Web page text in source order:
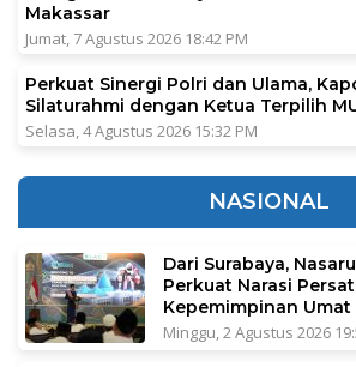
Makassar
Jumat, 7 Agustus 2026 18:42 PM
Perkuat Sinergi Polri dan Ulama,
Silaturahmi dengan Ketua Terpilih
Selasa, 4 Agustus 2026 15:32 PM
NASIONAL
Dari Surabaya,
Perkuat Narasi
Kepemimpinan Umat
Minggu, 2 Agustus 2026